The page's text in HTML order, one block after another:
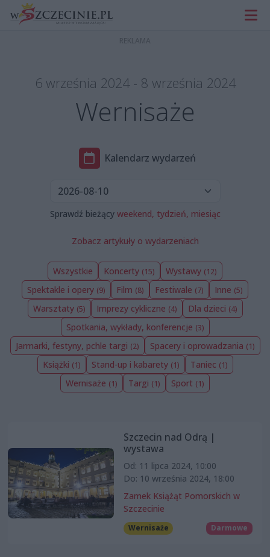
6 września 2024 - 8 września 2024
Wernisaże
Kalendarz wydarzeń
Sprawdź bieżący weekend, tydzień, miesiąc
Zobacz artykuły o wydarzeniach
Wszystkie Koncerty (15) Wystawy (12)
Spektakle i opery (9) Film (8) Festiwale (7) Inne (5)
Warsztaty (5) Imprezy cykliczne (4) Dla dzieci (4)
Spotkania, wykłady, konferencje (3)
Jarmarki, festyny, pchle targi (2) Spacery i oprowadzania (1)
Książki (1) Stand-up i kabarety (1) Taniec (1)
Wernisaże (1) Targi (1) Sport (1)
Szczecin nad Odrą |
wystawa
Od: 11 lipca 2024, 10:00
Do: 10 września 2024, 18:00
Zamek Książąt Pomorskich w
Szczecinie
Wernisaże Darmowe